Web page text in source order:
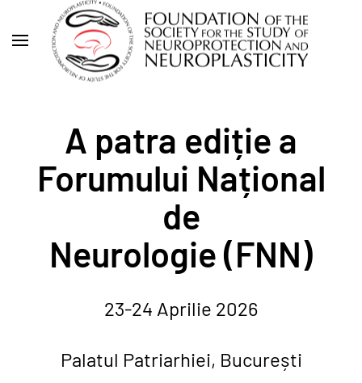
Skip
A patra ediție a
Forumului Național
de
Neurologie (FNN)
23-24 Aprilie 2026
Palatul Patriarhiei, București